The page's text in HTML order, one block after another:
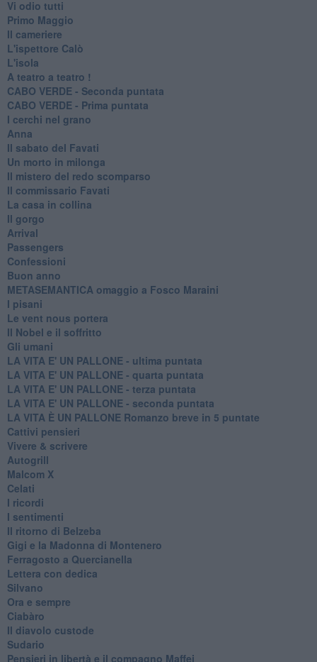
Vi odio tutti
Primo Maggio
Il cameriere
L'ispettore Calò
L'isola
A teatro a teatro !
CABO VERDE - Seconda puntata
CABO VERDE - Prima puntata
I cerchi nel grano
Anna
Il sabato del Favati
Un morto in milonga
Il mistero del redo scomparso
Il commissario Favati
La casa in collina
Il gorgo
Arrival
Passengers
Confessioni
Buon anno
METASEMANTICA omaggio a Fosco Maraini
I pisani
Le vent nous portera
Il Nobel e il soffritto
Gli umani
LA VITA E' UN PALLONE - ultima puntata
LA VITA E' UN PALLONE - quarta puntata
LA VITA E' UN PALLONE - terza puntata
LA VITA E' UN PALLONE - seconda puntata
LA VITA È UN PALLONE Romanzo breve in 5 puntate
Cattivi pensieri
Vivere & scrivere
Autogrill
Malcom X
Celati
I ricordi
I sentimenti
Il ritorno di Belzeba
Gigi e la Madonna di Montenero
Ferragosto a Quercianella
Lettera con dedica
Silvano
Ora e sempre
Ciabàro
Il diavolo custode
Sudario
Pensieri in libertà e il compagno Maffei